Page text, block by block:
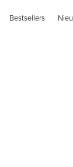
Bestsellers